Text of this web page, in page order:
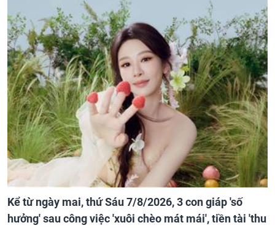
Kể từ ngày mai, thứ Sáu 7/8/2026, 3 con giáp 'số
hưởng' sau công việc 'xuôi chèo mát mái', tiền tài 'thu